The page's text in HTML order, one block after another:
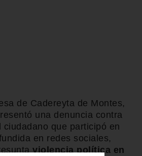
de Cadereyta de Montes,
una denuncia contra
ciudadano que participó en
en redes sociales,
violencia política en